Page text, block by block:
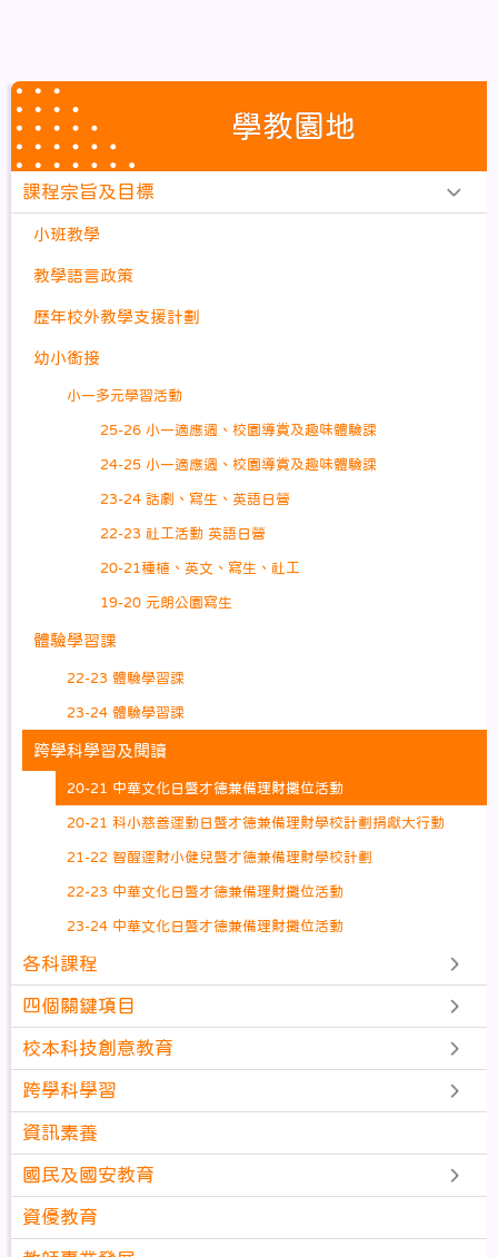
學教園地
課程宗旨及目標
小班教學
教學語言政策
歷年校外教學支援計劃
幼小銜接
小一多元學習活動
25-26 小一適應週、校園導賞及趣味體驗課
24-25 小一適應週、校園導賞及趣味體驗課
23-24 話劇、寫生、英語日營
22-23 社工活動 英語日營
20-21種植、英文、寫生、社工
19-20 元朗公園寫生
體驗學習課
22-23 體驗學習課
23-24 體驗學習課
跨學科學習及閱讀
20-21 中華文化日暨才德兼備理財攤位活動
20-21 科小慈善運動日暨才德兼備理財學校計劃捐獻大行動
21-22 智醒運財小健兒暨才德兼備理財學校計劃
22-23 中華文化日暨才德兼備理財攤位活動
23-24 中華文化日暨才德兼備理財攤位活動
各科課程
四個關鍵項目
校本科技創意教育
跨學科學習
資訊素養
國民及國安教育
資優教育